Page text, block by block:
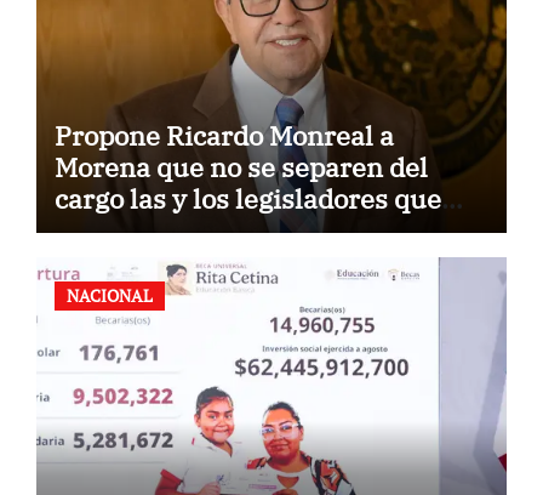
Propone Ricardo Monreal a
Morena que no se separen del
cargo las y los legisladores que
quieren reelegirse
NACIONAL